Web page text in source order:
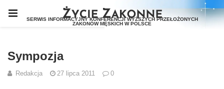
Sympozja
Redakcja 27 lipca 2011 0